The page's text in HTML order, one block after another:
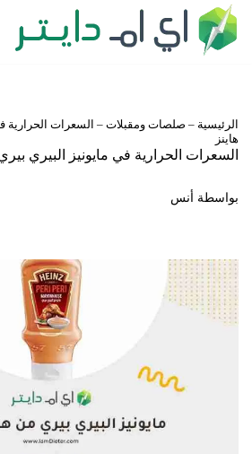
تخطى
الرئيسية – صلصات ومقبلات – السعرات الحرارية
هاينز
السعرات الحرارية في مايونيز البيري
بواسطة أنس